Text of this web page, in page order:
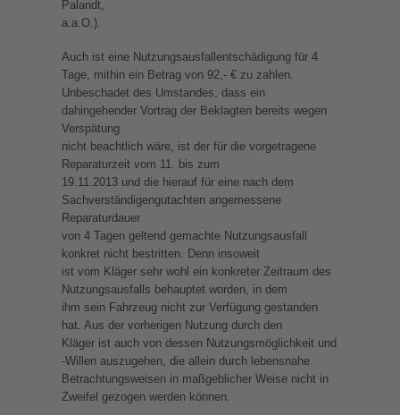
Palandt,
a.a.O.).
Auch ist eine Nutzungsausfallentschädigung für 4
Tage, mithin ein Betrag von 92,- € zu zahlen.
Unbeschadet des Umstandes, dass ein
dahingehender Vortrag der Beklagten bereits wegen
Verspätung
nicht beachtlich wäre, ist der für die vorgetragene
Reparaturzeit vom 11. bis zum
19.11.2013 und die hierauf für eine nach dem
Sachverständigengutachten angemessene
Reparaturdauer
von 4 Tagen geltend gemachte Nutzungsausfall
konkret nicht bestritten. Denn insoweit
ist vom Kläger sehr wohl ein konkreter Zeitraum des
Nutzungsausfalls behauptet worden, in dem
ihm sein Fahrzeug nicht zur Verfügung gestanden
hat. Aus der vorherigen Nutzung durch den
Kläger ist auch von dessen Nutzungsmöglichkeit und
-Willen auszugehen, die allein durch lebensnahe
Betrachtungsweisen in maßgeblicher Weise nicht in
Zweifel gezogen werden können.